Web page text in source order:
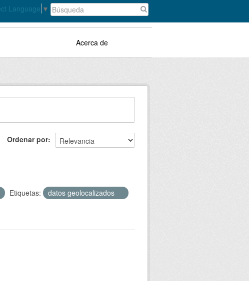
Language ▼
Acerca de
Ordenar por
Etiquetas:
datos geolocalizados